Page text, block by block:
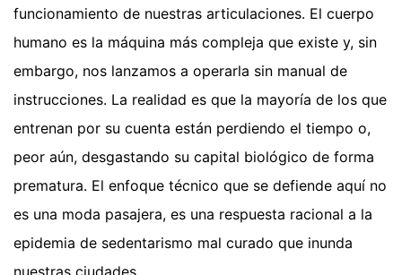
funcionamiento de nuestras articulaciones. El cuerpo
humano es la máquina más compleja que existe y, sin
embargo, nos lanzamos a operarla sin manual de
instrucciones. La realidad es que la mayoría de los que
entrenan por su cuenta están perdiendo el tiempo o,
peor aún, desgastando su capital biológico de forma
prematura. El enfoque técnico que se defiende aquí no
es una moda pasajera, es una respuesta racional a la
epidemia de sedentarismo mal curado que inunda